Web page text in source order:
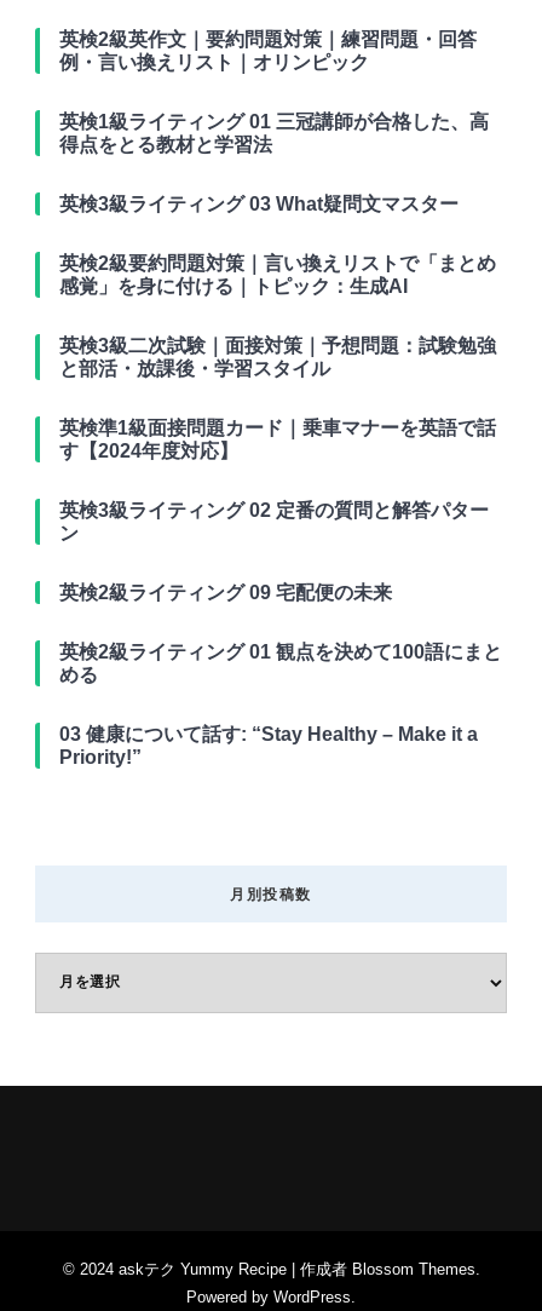
英検2級英作文｜要約問題対策｜練習問題・回答
例・言い換えリスト｜オリンピック
英検1級ライティング 01 三冠講師が合格した、高
得点をとる教材と学習法
英検3級ライティング 03 What疑問文マスター
英検2級要約問題対策｜言い換えリストで「まとめ
感覚」を身に付ける｜トピック：生成AI
英検3級二次試験｜面接対策｜予想問題：試験勉強
と部活・放課後・学習スタイル
英検準1級面接問題カード｜乗車マナーを英語で話
す【2024年度対応】
英検3級ライティング 02 定番の質問と解答パター
ン
英検2級ライティング 09 宅配便の未来
英検2級ライティング 01 観点を決めて100語にまと
める
03 健康について話す: “Stay Healthy – Make it a
Priority!”
月別投稿数
数
© 2024 askテク Yummy Recipe | 作成者 Blossom Themes
Powered by WordPress